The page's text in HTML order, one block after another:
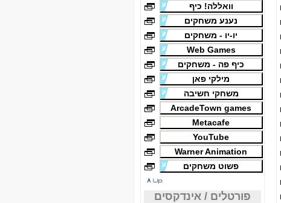
וואללה! כיף
נענע משחקים
יו-יו - משחקים
Web Games
כיף פה - משחקים
מילקי פאן
משחקי חשיבה
ArcadeTown games
Metacafe
YouTube
Warner Animation
פשוט משחקים
פורטלים / אינדקסים